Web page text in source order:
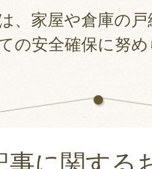
、家屋や倉庫の
の安全確保に努
事に関する